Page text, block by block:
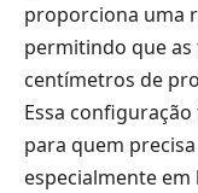
proporciona uma
permitindo que
centímetros de
Essa
para quem
especialmente